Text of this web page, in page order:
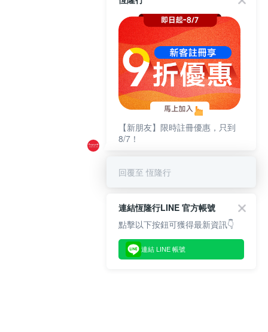
【新朋友】限時註冊優惠，只到
8/7！
回覆至 恆隆行
連結恆隆行LINE 官方帳號
點擊以下按鈕可獲得最新資訊👇
連結 LINE 帳號